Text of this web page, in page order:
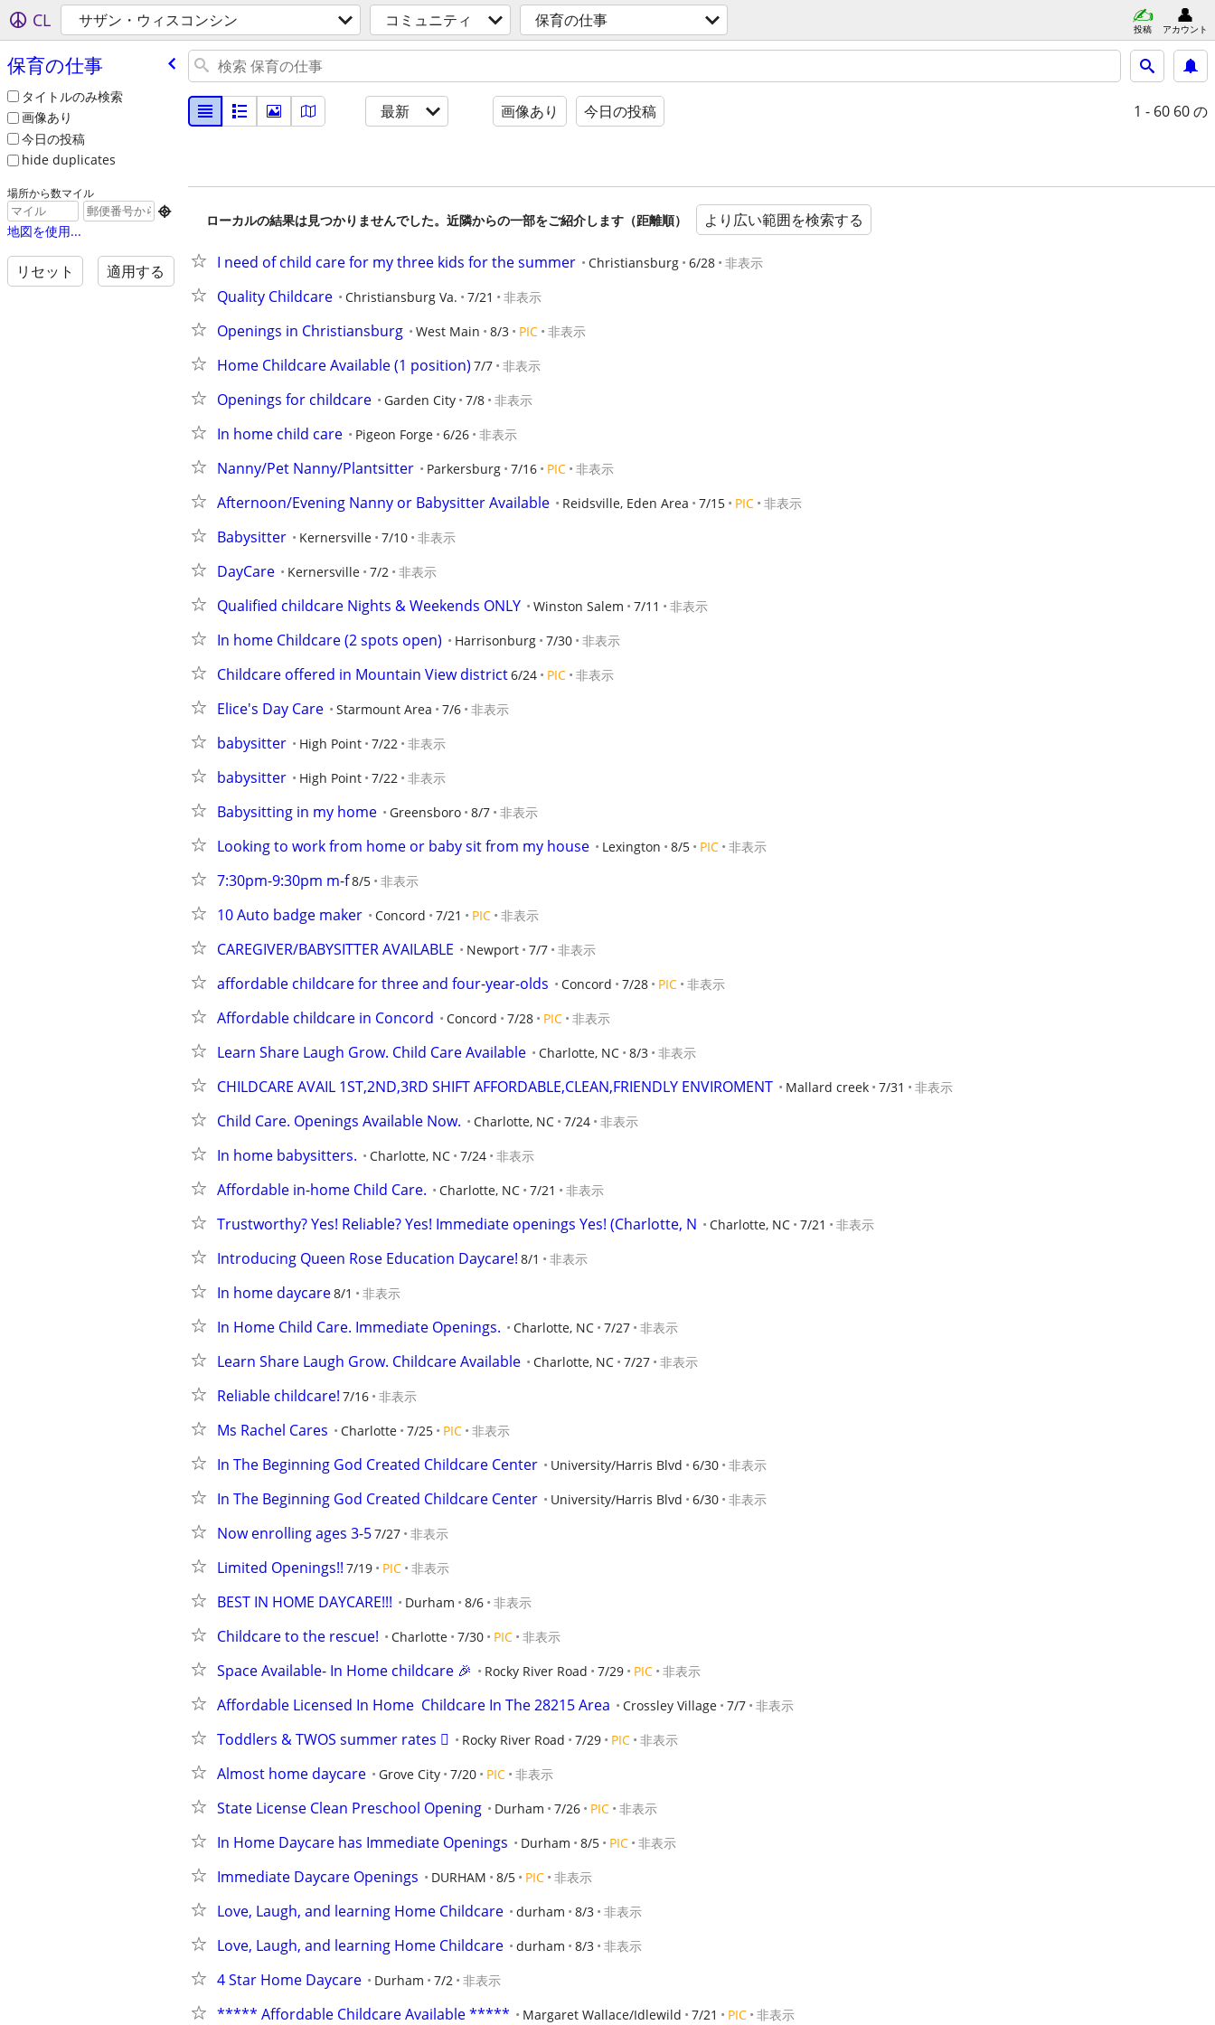
CL サザン・ウィスコンシン コミュニティ 保育の仕事 投稿 アカウント
保育の仕事
タイトルのみ検索
画像あり
今日の投稿
hide duplicates
場所から数マイル

地図を使用...
リセット 適用する
最新 画像あり 今日の投稿 1 - 60 60 の
ローカルの結果は見つかりませんでした。近隣からの一部をご紹介します（距離順） より広い範囲を検索する
I need of child care for my three kids for the summer Christiansburg 6/28 非表示
Quality Childcare Christiansburg Va. 7/21 非表示
Openings in Christiansburg West Main 8/3 PIC 非表示
Home Childcare Available (1 position) 7/7 非表示
Openings for childcare Garden City 7/8 非表示
In home child care Pigeon Forge 6/26 非表示
Nanny/Pet Nanny/Plantsitter Parkersburg 7/16 PIC 非表示
Afternoon/Evening Nanny or Babysitter Available Reidsville, Eden Area 7/15 PIC 非表示
Babysitter Kernersville 7/10 非表示
DayCare Kernersville 7/2 非表示
Qualified childcare Nights & Weekends ONLY Winston Salem 7/11 非表示
In home Childcare (2 spots open) Harrisonburg 7/30 非表示
Childcare offered in Mountain View district6/24 PIC 非表示
Elice's Day Care Starmount Area 7/6 非表示
babysitter High Point 7/22 非表示
babysitter High Point 7/22 非表示
Babysitting in my home Greensboro 8/7 非表示
Looking to work from home or baby sit from my house Lexington 8/5 PIC 非表示
7:30pm-9:30pm m-f8/5 非表示
10 Auto badge maker Concord 7/21 PIC 非表示
CAREGIVER/BABYSITTER AVAILABLE Newport 7/7 非表示
affordable childcare for three and four-year-olds Concord 7/28 PIC 非表示
Affordable childcare in Concord Concord 7/28 PIC 非表示
Learn Share Laugh Grow. Child Care Available Charlotte, NC 8/3 非表示
CHILDCARE AVAIL 1ST,2ND,3RD SHIFT AFFORDABLE,CLEAN,FRIENDLY ENVIROMENT Mallard creek 7/31 非表示
Child Care. Openings Available Now. Charlotte, NC 7/24 非表示
In home babysitters. Charlotte, NC 7/24 非表示
Affordable in-home Child Care. Charlotte, NC 7/21 非表示
Trustworthy? Yes! Reliable? Yes! Immediate openings Yes! (Charlotte, N Charlotte, NC 7/21 非表示
Introducing Queen Rose Education Daycare! 8/1 非表示
In home daycare8/1 非表示
In Home Child Care. Immediate Openings. Charlotte, NC 7/27 非表示
Learn Share Laugh Grow. Childcare Available Charlotte, NC 7/27 非表示
Reliable childcare! 7/16 非表示
Ms Rachel Cares Charlotte 7/25 PIC 非表示
In The Beginning God Created Childcare Center University/Harris Blvd 6/30 非表示
In The Beginning God Created Childcare Center University/Harris Blvd 6/30 非表示
Now enrolling ages 3-57/27 非表示
Limited Openings!! 7/19 PIC 非表示
BEST IN HOME DAYCARE!!! Durham 8/6 非表示
Childcare to the rescue! Charlotte 7/30 PIC 非表示
Space Available- In Home childcare 🎉 Rocky River Road 7/29 PIC 非表示
Affordable Licensed In Home  Childcare In The 28215 Area Crossley Village 7/7 非表示
Toddlers & TWOS summer rates 🫟 Rocky River Road 7/29 PIC 非表示
Almost home daycare Grove City 7/20 PIC 非表示
State License Clean Preschool Opening Durham 7/26 PIC 非表示
In Home Daycare has Immediate Openings Durham 8/5 PIC 非表示
Immediate Daycare Openings DURHAM 8/5 PIC 非表示
Love, Laugh, and learning Home Childcare durham 8/3 非表示
Love, Laugh, and learning Home Childcare durham 8/3 非表示
4 Star Home Daycare Durham 7/2 非表示
***** Affordable Childcare Available ***** Margaret Wallace/Idlewild 7/21 PIC 非表示